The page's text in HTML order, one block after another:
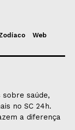
Web
saúde,
no SC 24h.
a diferença